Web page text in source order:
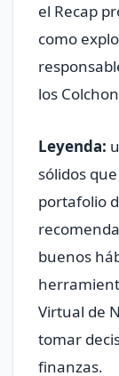
el Recap
como
los
Leyenda:
sólidos
portafolio
buenos
Virtual de
tomar
finanzas.